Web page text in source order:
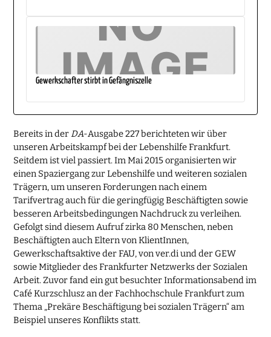
Gewerkschafter stirbt in Gefängniszelle
Bereits in derDA-Ausgabe 227 berichteten wir über
unseren Arbeitskampf bei der Lebenshilfe Frankfurt.
Seitdem ist viel passiert. Im Mai 2015 organisierten wir
einen Spaziergang zur Lebenshilfe und weiteren sozialen
Trägern, um unseren Forderungen nach einem
Tarifvertrag auch für die geringfügig Beschäftigten sowie
besseren Arbeitsbedingungen Nachdruck zu verleihen.
Gefolgt sind diesem Aufruf zirka 80 Menschen, neben
Beschäftigten auch Eltern von KlientInnen,
Gewerkschaftsaktive der FAU, von ver.di und der GEW
sowie Mitglieder des Frankfurter Netzwerks der Sozialen
Arbeit. Zuvor fand ein gut besuchter Informationsabend im
Café Kurzschlusz an der Fachhochschule Frankfurt zum
Thema „Prekäre Beschäftigung bei sozialen Trägern“ am
Beispiel unseres Konflikts statt.